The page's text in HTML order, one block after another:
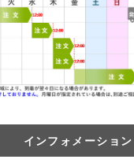
インフォメーション